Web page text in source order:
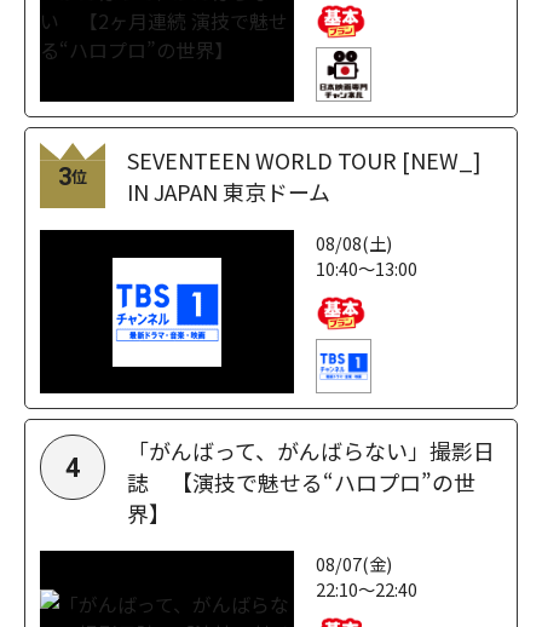
3位
SEVENTEEN WORLD TOUR [NEW_]
IN JAPAN 東京ドーム
08/08(土)
10:40～13:00
4
「がんばって、がんばらない」撮影日
誌 【演技で魅せる“ハロプロ”の世
界】
08/07(金)
22:10～22:40